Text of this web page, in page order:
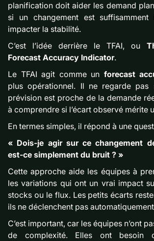
planification doit aider les demand
si un changement est suffisamment
impacter la stabilité.
C’est l’idée derrière le TFAI, ou
Forecast Accuracy Indicator.
Le TFAI agit comme un forecast
plus opérationnel. Il ne regarde pas
prévision est proche de la demande
à comprendre si l’écart observé mérite
En termes simples, il répond à une
« Dois-je agir sur ce changement
est-ce simplement du bruit ? »
Cette approche aide les équipes à
les variations qui ont un vrai impact
stocks ou le flux. Les petits écarts
ils ne déclenchent pas
C’est important, car les équipes n’ont
de complexité. Elles ont besoin